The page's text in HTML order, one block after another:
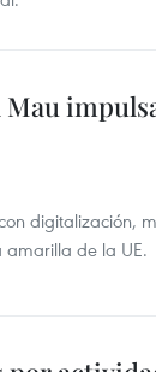
digitalización,
de la UE.